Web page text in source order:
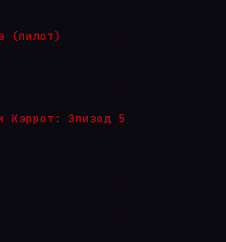
(пилот)
Кэррот: Эпизод 5